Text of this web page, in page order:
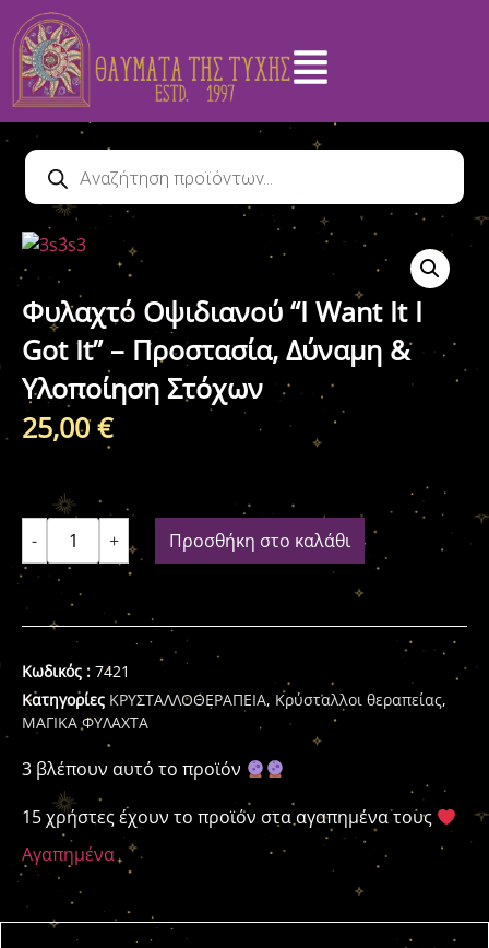
Φυλαχτό Οψιδιανού “I Want It I
Got It” – Προστασία, Δύναμη &
Υλοποίηση Στόχων
25,00€
- + Προσθήκη στο καλάθι
Κωδικός : 7421
Κατηγορίες ΚΡΥΣΤΑΛΛΟΘΕΡΑΠΕΙΑ, Κρύσταλλοι θεραπείας,
ΜΑΓΙΚΑ ΦΥΛΑΧΤΑ
3 βλέπουν αυτό το προϊόν
15 χρήστες έχουν το προϊόν στα αγαπημένα τους
Αγαπημένα